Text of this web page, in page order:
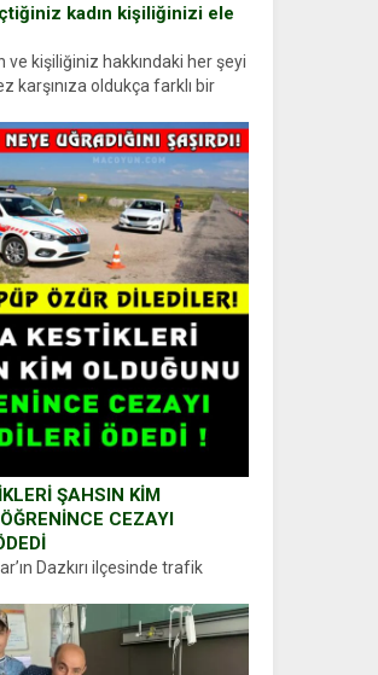
kadın kişiliğinizi ele
ve kişiliğiniz hakkındaki her şeyi
karşınıza oldukça farklı bir
dikkatinizi en...
ŞAHSIN KİM
CEZAYI
Dazkırı ilçesinde trafik
bir otomobilin sürücüsünden
sorup belgelerini istedi.
Ö.nün verdiği evraklarda